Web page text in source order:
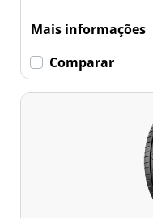
opções
Mais informações
Comparar